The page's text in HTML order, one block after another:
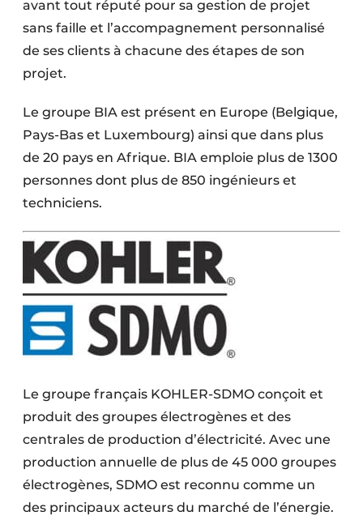
avant tout réputé pour sa gestion de projet
sans faille et l’accompagnement personnalisé
de ses clients à chacune des étapes de son
projet.
Le groupe BIA est présent en Europe (Belgique,
Pays-Bas et Luxembourg) ainsi que dans plus
de 20 pays en Afrique. BIA emploie plus de 1300
personnes dont plus de 850 ingénieurs et
techniciens.
Le groupe français KOHLER-SDMO conçoit et
produit des groupes électrogènes et des
centrales de production d’électricité. Avec une
production annuelle de plus de 45 000 groupes
électrogènes, SDMO est reconnu comme un
des principaux acteurs du marché de l’énergie.